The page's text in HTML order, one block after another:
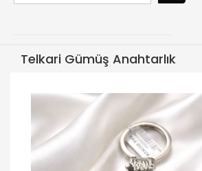
Telkari Gümüş Anahtarlık